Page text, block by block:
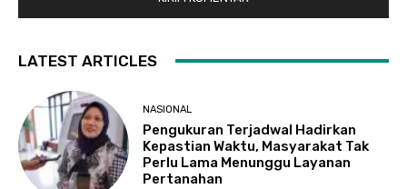
LATEST ARTICLES
NASIONAL
Pengukuran Terjadwal Hadirkan
Kepastian Waktu, Masyarakat Tak
Perlu Lama Menunggu Layanan
Pertanahan